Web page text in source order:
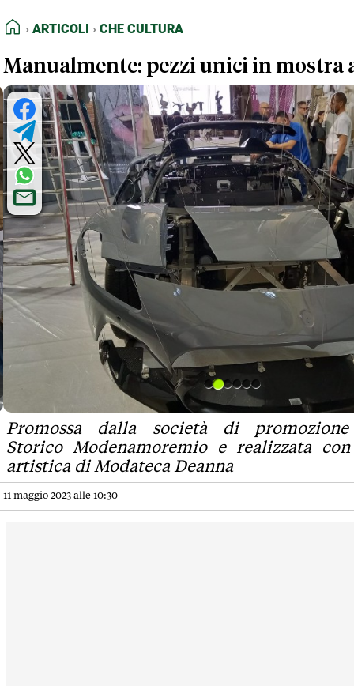
FEED RSS
NORMATIVE DEONTOLOGICHE
TERMINI e CONDIZIONI
HOME
ARTICOLI CHE CULTURA
Manualmente: pezzi unici in mostra
Promossa dalla società di
Storico Modenamoremio e realizzata
artistica di Modateca Deanna
11 maggio 2023 alle 10:30